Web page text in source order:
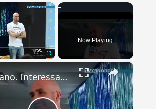
×
Now Playing
×
Adrano. Interessante incontro al liceo “Verga” con il prof. Fabio Gamberini. Studenti del Linguistic